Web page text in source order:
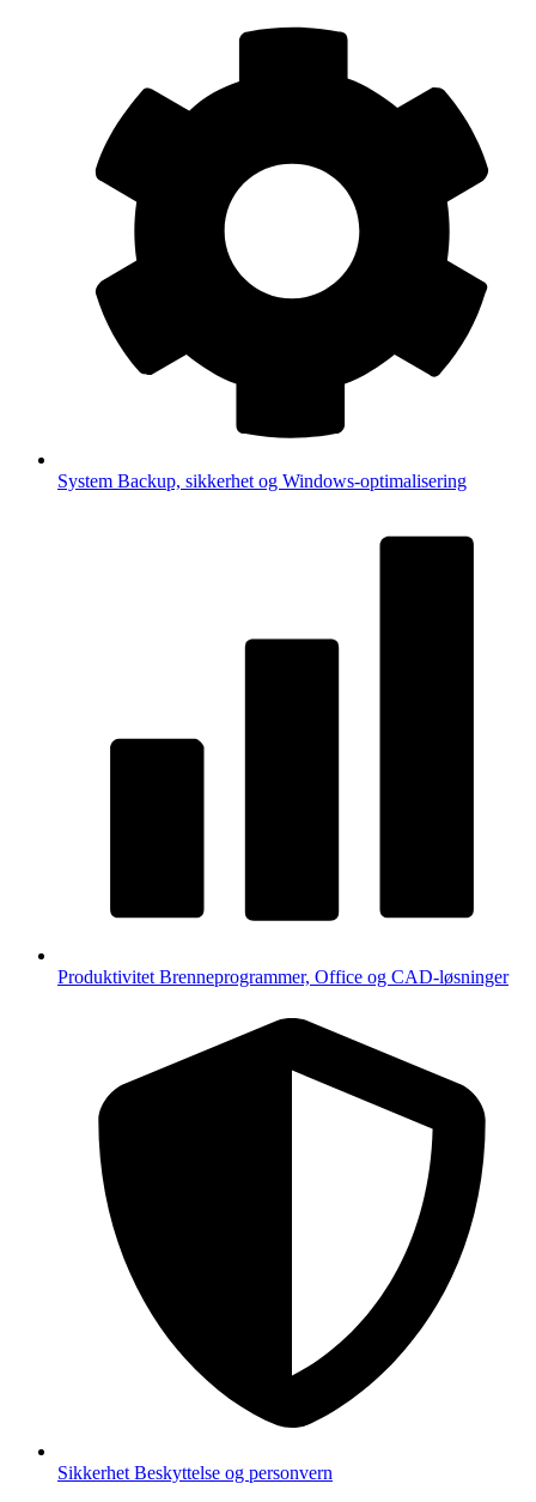
System Backup, sikkerhet og Windows-optimalisering
Produktivitet Brenneprogrammer, Office og CAD-løsninger
Sikkerhet Beskyttelse og personvern